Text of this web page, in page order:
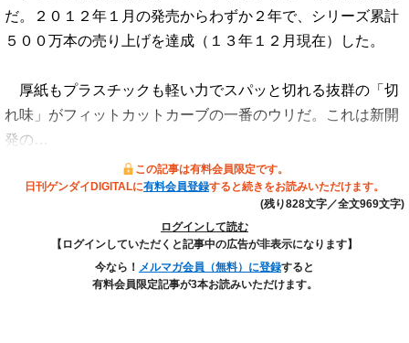
だ。２０１２年１月の発売からわずか２年で、シリーズ累計
５００万本の売り上げを達成（１３年１２月現在）した。
厚紙もプラスチックも軽い力でスパッと切れる抜群の「切
れ味」がフィットカットカーブの一番のウリだ。これは新開
発の…
この記事は有料会員限定です。
日刊ゲンダイDIGITALに有料会員登録すると続きをお読みいただけます。
(残り828文字／全文969文字)
ログインして読む
【ログインしていただくと記事中の広告が非表示になります】
今なら！ メルマガ会員（無料）に登録すると
有料会員限定記事が3本お読みいただけます。